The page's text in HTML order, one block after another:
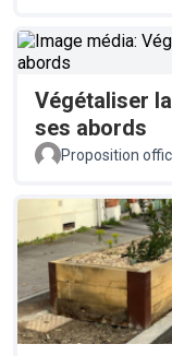
Végétaliser
ses abords
Proposition